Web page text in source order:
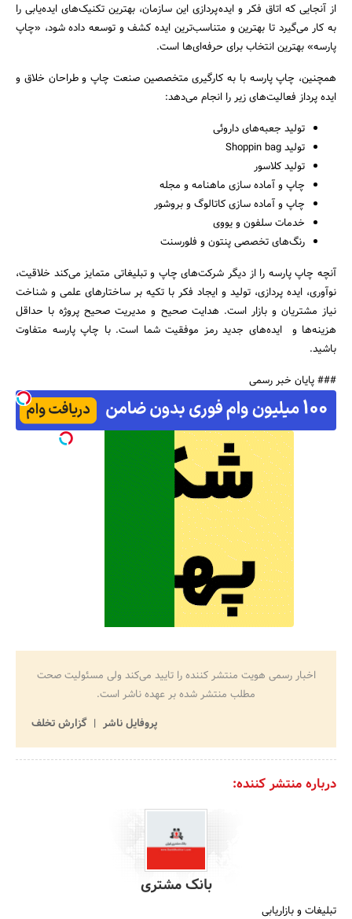
جستجو
از آنجایی که اتاق فکر و ایده‌‌پردازی این سازمان، بهترین تکنیک‌های ایده‌یابی را
به‌ کار می‌گیرد تا بهترین و متناسب‌ترین ایده کشف و توسعه داده شود، «چاپ
پارسه» بهترین انتخاب برای حرفه‌ای‌ها است.
همچنین، چاپ پارسه با به کارگیری متخصصین صنعت چاپ و طراحان خلاق و
ایده پرداز فعالیت‌های زیر را انجام می‌دهد:
تولید جعبه‌های داروئی
تولید Shoppin bag
تولید کلاسور
چاپ و آماده سازی ماهنامه و مجله
چاپ و آماده سازی کاتالوگ و بروشور
خدمات سلفون و یووی
رنگ‌های تخصصی پنتون و فلورسنت
آنچه چاپ پارسه را از دیگر شرکت‌های چاپ و تبلیغاتی متمایز می‌کند خلاقیت،
نوآوری، ایده پردازی، تولید و ایجاد فکر با تکیه بر ساختارهای علمی و شناخت
نیاز مشتریان و بازار است. هدایت صحیح و مدیریت صحیح پروژه با حداقل
هزینه‌ها و ایده‌های جدید رمز موفقیت شما است. با چاپ پارسه متفاوت
باشید.
### پایان خبر رسمی
اخبار رسمی هویت منتشر کننده را تایید می‌کند ولی مسئولیت صحت
مطلب منتشر شده بر عهده ناشر است.
پروفایل ناشر
گزارش تخلف
درباره منتشر کننده:
بانک مشتری
تبلیغات و بازاریابی